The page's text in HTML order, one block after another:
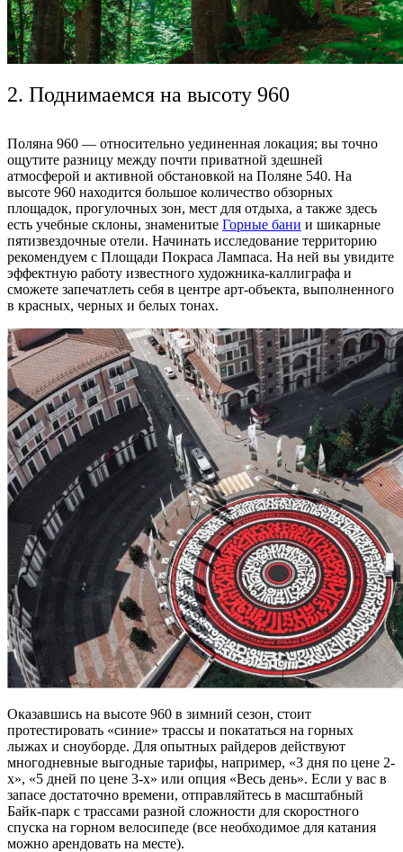
2. Поднимаемся на высоту 960
Поляна 960 — относительно уединенная локация; вы точно
ощутите разницу между почти приватной здешней
атмосферой и активной обстановкой на Поляне 540. На
высоте 960 находится большое количество обзорных
площадок, прогулочных зон, мест для отдыха, а также здесь
есть учебные склоны, знаменитые Горные бани и шикарные
пятизвездочные отели. Начинать исследование территорию
рекомендуем с Площади Покраса Лампаса. На ней вы увидите
эффектную работу известного художника-каллиграфа и
сможете запечатлеть себя в центре арт-объекта, выполненного
в красных, черных и белых тонах.
Оказавшись на высоте 960 в зимний сезон, стоит
протестировать «синие» трассы и покататься на горных
лыжах и сноуборде. Для опытных райдеров действуют
многодневные выгодные тарифы, например, «3 дня по цене 2-
х», «5 дней по цене 3-х» или опция «Весь день». Если у вас в
запасе достаточно времени, отправляйтесь в масштабный
Байк-парк с трассами разной сложности для скоростного
спуска на горном велосипеде (все необходимое для катания
можно арендовать на месте).